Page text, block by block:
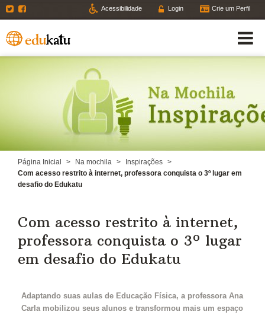
Twitter Acessibilidade Login Crie um Perfil
Página Inicial > Na mochila > Inspirações >
Com acesso restrito à internet, professora conquista o 3º lugar em
desafio do Edukatu
Com acesso restrito à internet,
professora conquista o 3º lugar
em desafio do Edukatu
Adaptando suas aulas de Educação Física, a professora Ana
Carla mobilizou seus alunos e transformou mais um espaço